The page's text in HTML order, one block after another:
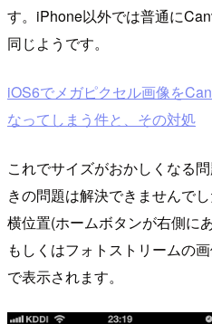
す。iPhone以外では普通に
同じようです。
iOS6でメガピクセル画像を
なってしまう件と、その対処
これでサイズがおかしくなる
きの問題は解決できませんでし
横位置(ホームボタンが右側に
もしくはフォトストリームの
で表示されます。